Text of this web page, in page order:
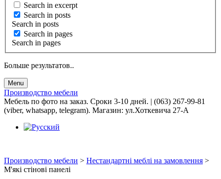
Search in excerpt
Search in posts
Search in posts
Search in pages
Search in pages
Больше результатов..
Menu
Производство мебели
Мебель по фото на заказ. Сроки 3-10 дней. | (063) 267-99-81
(viber, whatsapp, telegram). Магазин: ул.Хоткевича 27-А
Производство мебели > Нестандартні меблі на замовлення >
М'які стінові панелі